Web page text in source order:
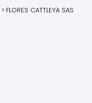
FLORES CATTLEYA SAS